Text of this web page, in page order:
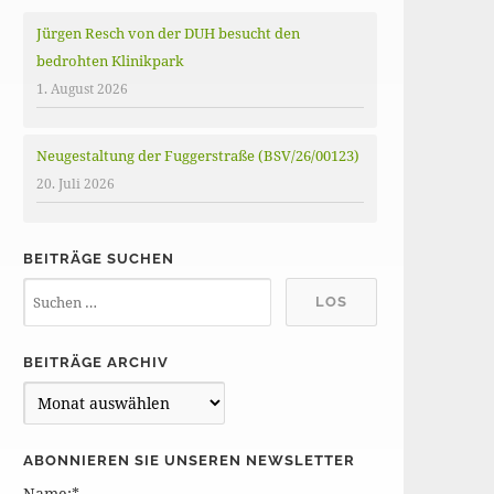
Jürgen Resch von der DUH besucht den
bedrohten Klinikpark
1. August 2026
Neugestaltung der Fuggerstraße (BSV/26/00123)
20. Juli 2026
BEITRÄGE SUCHEN
BEITRÄGE ARCHIV
e
ABONNIEREN SIE UNSEREN NEWSLETTER